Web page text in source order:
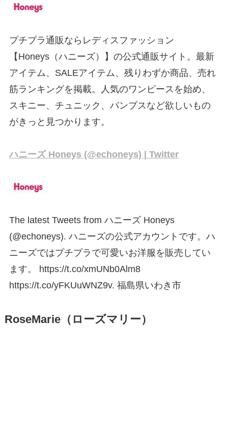
プチプラ通販ならレディスファッション
【Honeys（ハニーズ）】の公式通販サイト。最新
アイテム、SALEアイテム、残りわずか商品、売れ
筋ランキングを掲載。人気のワンピースを始め、
スキニー、チュニック、パンプスなど欲しいもの
がきっと見つかります。
ハニーズ Honeys (@echoneys) | Twitter
The latest Tweets from ハニーズ Honeys
(@echoneys). ハニーズの公式アカウントです。ハ
ニーズではプチプラで可愛いお洋服を販売してい
ます。 https://t.co/xmUNb0Alm8
https://t.co/yFKUuWNZ9v. 福島県いわき市
RoseMarie（ローズマリー）